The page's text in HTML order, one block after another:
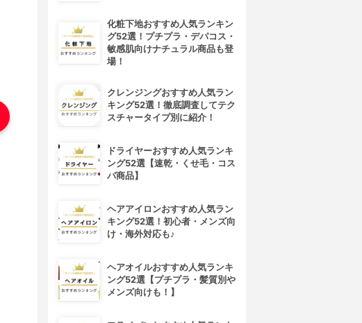
化粧下地おすすめ人気ランキン
グ52選！プチプラ・デパコス・
敏感肌向けナチュラル商品も登
場！
クレンジングおすすめ人気ラン
キング52選！徹底調査してテク
スチャータイプ別に紹介！
ドライヤーおすすめ人気ランキ
ング52選【速乾・くせ毛・コス
パ商品】
ヘアアイロンおすすめ人気ラン
キング52選！初心者・メンズ向
け・海外対応も♪
ヘアオイルおすすめ人気ランキ
ング52選【プチプラ・髪質別や
メンズ向けも！】